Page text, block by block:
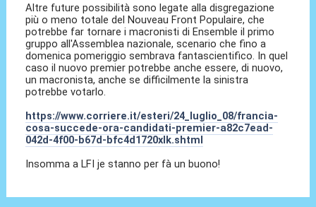
Altre future possibilità sono legate alla disgregazione
più o meno totale del Nouveau Front Populaire, che
potrebbe far tornare i macronisti di Ensemble il primo
gruppo all'Assemblea nazionale, scenario che fino a
domenica pomeriggio sembrava fantascientifico. In quel
caso il nuovo premier potrebbe anche essere, di nuovo,
un macronista, anche se difficilmente la sinistra
potrebbe votarlo.
https://www.corriere.it/esteri/24_luglio_08/francia-
cosa-succede-ora-candidati-premier-a82c7ead-
042d-4f00-b67d-bfc4d1720xlk.shtml
Insomma a LFI je stanno per fà un buono!